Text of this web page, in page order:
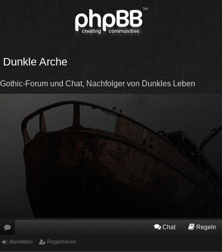
Dunkle Arche
Gothic-Forum und Chat, Nachfolger von Dunkles Leben
or
Chat Regeln
Abmelden Registrieren